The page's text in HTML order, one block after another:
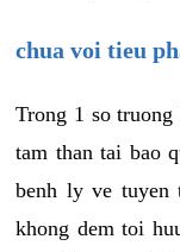
chua voi tieu
Trong 1 so
tam than tai bao
benh ly ve
khong dem toi